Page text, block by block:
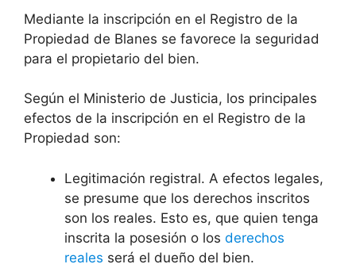
Mediante la inscripción en el Registro de la
Propiedad de Blanes se favorece la seguridad
para el propietario del bien.
Según el Ministerio de Justicia, los principales
efectos de la inscripción en el Registro de la
Propiedad son:
Legitimación registral. A efectos legales,
se presume que los derechos inscritos
son los reales. Esto es, que quien tenga
inscrita la posesión o los derechos
reales será el dueño del bien.